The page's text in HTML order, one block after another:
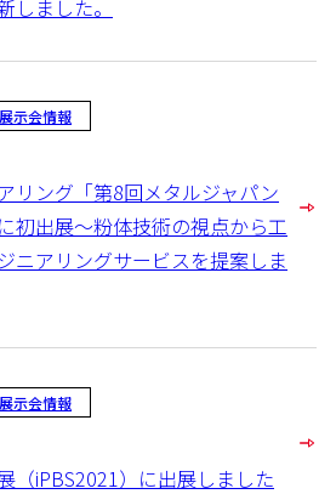
しました。
展示会情報
リング「第8回メタルジャパン
初出展～粉体技術の視点から工
ニアリングサービスを提案しま
展示会情報
（iPBS2021）に出展しました